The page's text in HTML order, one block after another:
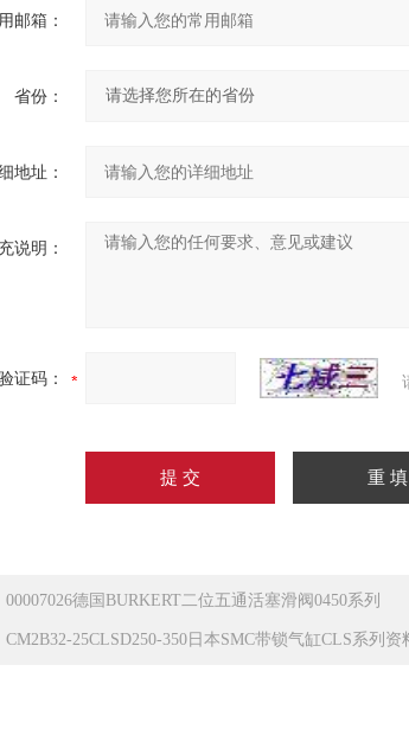
邮箱：
省份：
地址：
说明：
证码：
00007026德国BURKERT二位五通活塞滑阀0450系列
CM2B32-25CLSD250-350日本SMC带锁气缸CLS系列资